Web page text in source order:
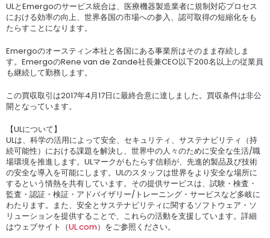
ULとEmergoのサービス統合は、医療機器製造業者に規制対応プロセス
における効率の向上、世界各国の市場への参入、認可取得の短縮化をも
たらすことになります。
Emergoのオースティン本社と各国にある事業所はそのまま存続しま
す。EmergoのRene van de Zande社長兼CEO以下200名以上の従業員
も継続して勤務します。
この買収取引は2017年4月17日に最終合意に達しました。買収条件は非公
開となっています。
【ULについて】
ULは、科学の活用によって安全、セキュリティ、サステナビリティ（持
続可能性）における課題を解決し、世界中の人々のために安全な生活/職
場環境を推進します。ULマークがもたらす信頼が、先進的製品及び技術
の安全な導入を可能にします。ULのスタッフは世界をより安全な場所に
するという情熱を共有しています。その提供サービスは、試験・検査・
監査・認証・検証・アドバイザリー/トレーニング・サービスなど多岐に
わたります。また、安全とサステナビリティに関するソフトウェア・ソ
リューションを提供することで、これらの活動を支援しています。詳細
はウェブサイト（UL.com）をご参照ください。